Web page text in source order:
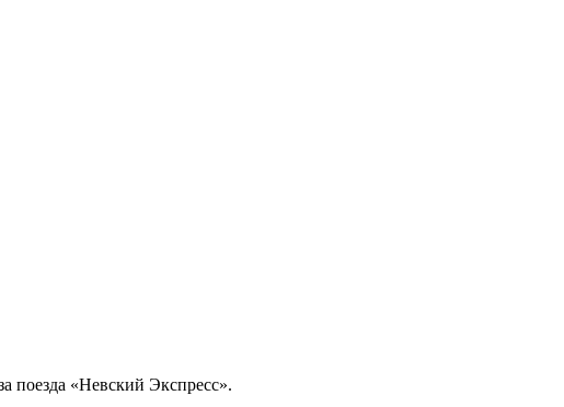
поезда «Невский Экспресс».